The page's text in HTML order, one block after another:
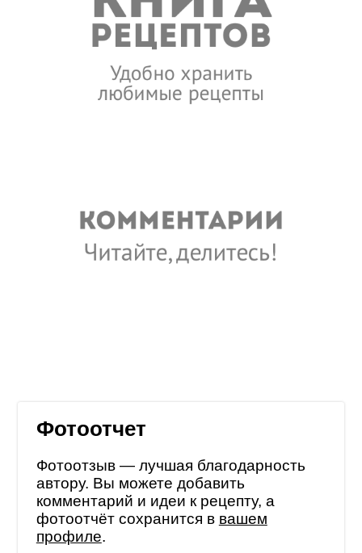
Фотоотчет
Фотоотзыв — лучшая благодарность
автору. Вы можете добавить
комментарий и идеи к рецепту, а
фотоотчёт сохранится в вашем
профиле.